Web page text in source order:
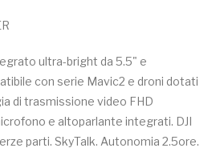
ultra-bright da 5.5" e
con serie Mavic2 e droni dotati
di trasmissione video FHD
e altoparlante integrati. DJI
parti. SkyTalk. Autonomia 2.5ore.